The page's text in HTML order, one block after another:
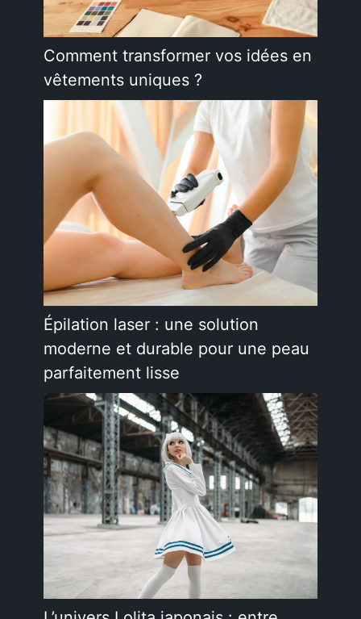
Comment transformer vos idées en
vêtements uniques ?
Épilation laser : une solution
moderne et durable pour une peau
parfaitement lisse